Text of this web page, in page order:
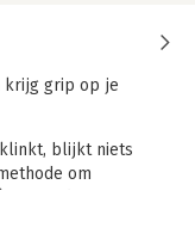
krijg grip op je
blijkt niets
om